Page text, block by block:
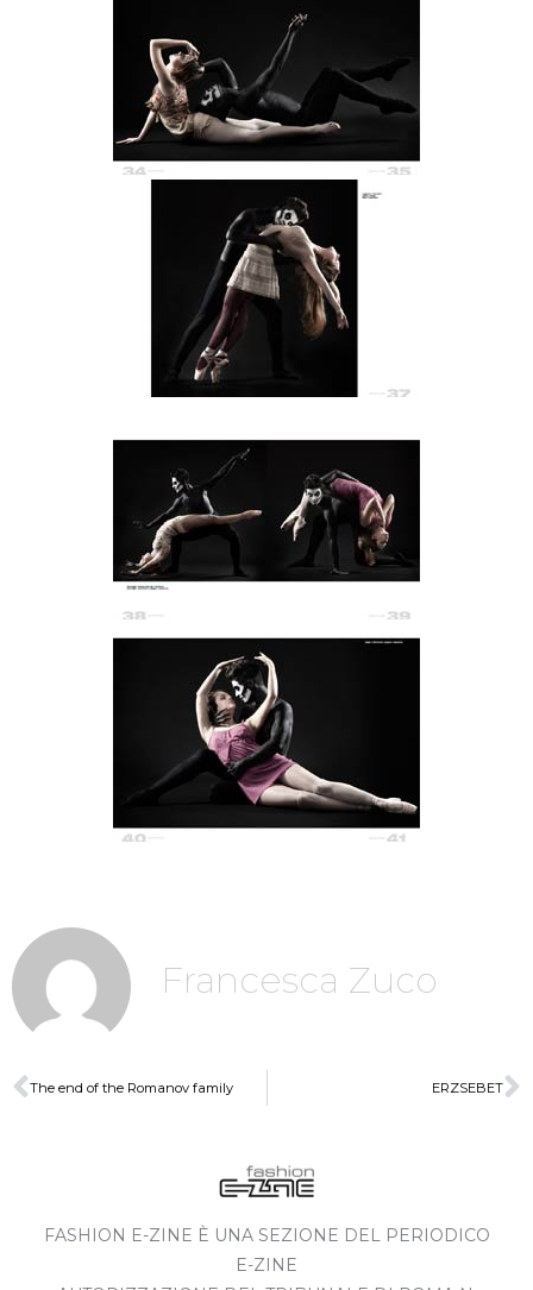
Francesca Zuco
The end of the Romanov family ERZSEBET
FASHION E-ZINE È UNA SEZIONE DEL PERIODICO
E-ZINE